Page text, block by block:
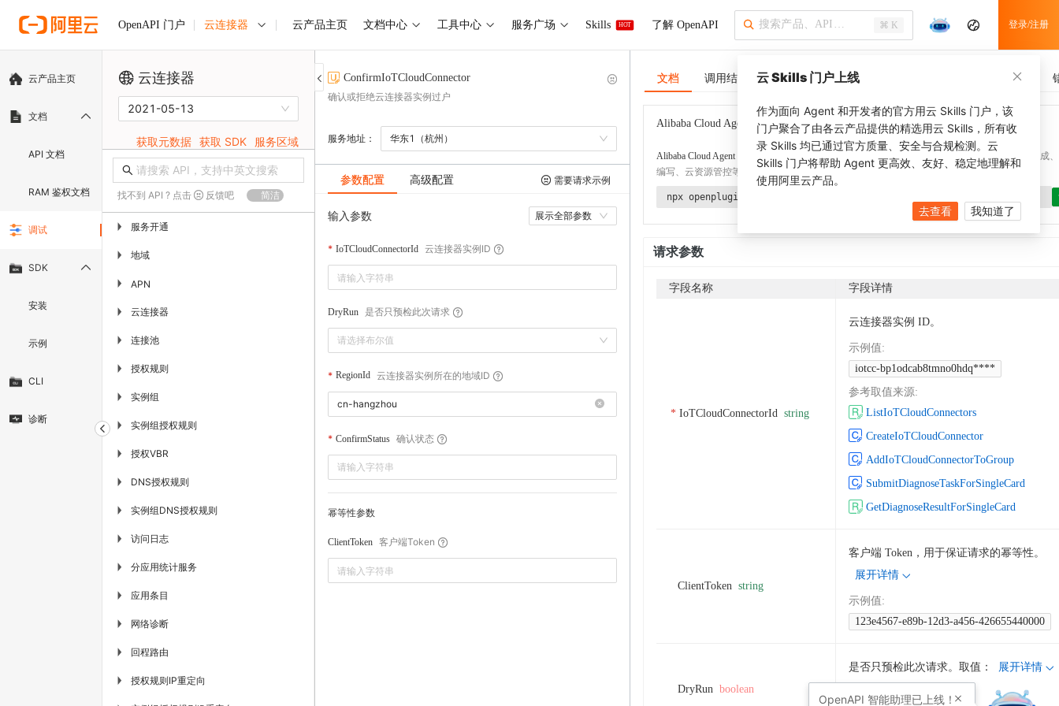
OpenAPI 门户 云连接器 云产品主页 文档中心 工具中心 服务广场 Skills HOT 了解 OpenAPI ⌘ K 登录/注册
云产品主页
文档
API 文档
RAM 鉴权文档
调试
SDK
安装
示例
CLI
诊断
云连接器
2021-05-13
获取元数据 获取 SDK 服务区域
找不到 API ? 点击 反馈吧 简洁
▶ 服务开通
▶ 地域
▶ APN
▶ 云连接器
▶ 连接池
▶ 授权规则
▶ 实例组
▶ 实例组授权规则
▶ 授权VBR
▶ DNS授权规则
▶ 实例组DNS授权规则
▶ 访问日志
▶ 分应用统计服务
▶ 应用条目
▶ 网络诊断
▶ 回程路由
▶ 授权规则IP重定向
ConfirmIoTCloudConnector
确认或拒绝云连接器实例过户
服务地址： 华东1（杭州）
参数配置 高级配置 需要请求示例
输入参数 展示全部参数
IoTCloudConnectorId 云连接器实例ID
DryRun 是否只预检此次请求
请选择布尔值
RegionId 云连接器实例所在的地域ID
ConfirmStatus 确认状态
幂等性参数
ClientToken 客户端Token
文档 调用结果 SDK 示例 CLI 示例 调用历史
Alibaba Cloud Agent Toolkit 了解更多
Alibaba Cloud Agent Toolkit
提供 Agent 插件、技能、MCP 配置和验证工具，涵盖 SDK 代码生成、
编写、云资源管控等能力。通过 alibabacloud-agent-toolkit-install 技能可快速完成本地配置。
npx openplugin aliyun/alibabacloud-agent-toolkit
请求参数
字段名称 字段详情
IoTCloudConnectorId string
云连接器实例 ID。
示例值:
iotcc-bp1odcab8tmno0hdq****
参考取值来源:
ListIoTCloudConnectors
CreateIoTCloudConnector
AddIoTCloudConnectorToGroup
SubmitDiagnoseTaskForSingleCard
GetDiagnoseResultForSingleCard
ClientToken string
客户端 Token，用于保证请求的幂等性。
展开详情
示例值:
123e4567-e89b-12d3-a456-426655440000
DryRun boolean
是否只预检此次请求。取值： 展开详情
示例值:
云 Skills 门户上线
作为面向 Agent 和开发者的官方用云 Skills 门户，该
门户聚合了由各云产品提供的精选用云 Skills，所有收
录 Skills 均已通过官方质量、安全与合规检测。云
Skills 门户将帮助 Agent 更高效、友好、稳定地理解和
使用阿里云产品。
去查看 我知道了
OpenAPI 智能助理已上线！